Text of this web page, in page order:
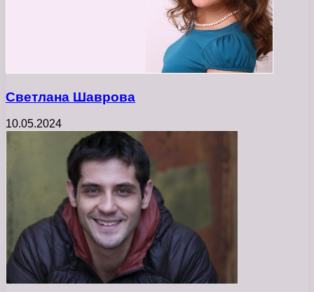
Светлана Шаврова
10.05.2024